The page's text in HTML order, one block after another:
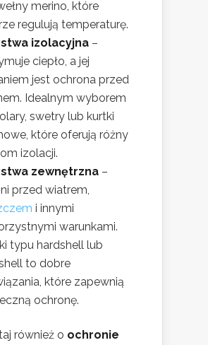
merino, które
regulują temperaturę.
izolacyjna –
ciepło, a jej
jest ochrona przed
Idealnym wyborem
swetry lub kurtki
które oferują różny
izolacji.
zewnętrzna –
przed wiatrem,
i innymi
warunkami.
typu hardshell lub
to dobre
które zapewnią
ochronę.
również o ochronie